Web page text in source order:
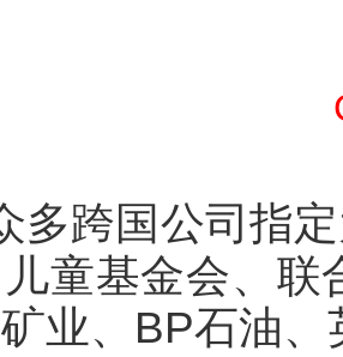
多跨国公司指
童基金会、
业、 BP石油、